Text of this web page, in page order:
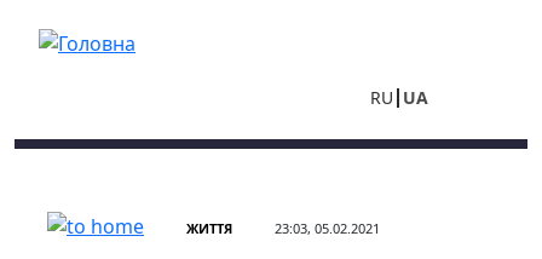
RU UA
ЖИТТЯ 23:03, 05.02.2021